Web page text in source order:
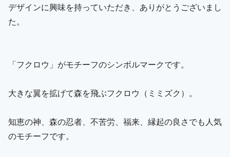
デザインに興味を持っていただき、ありがとうございまし
た。
「フクロウ」がモチーフのシンボルマークです。
大きな翼を拡げて森を飛ぶフクロウ（ミミズク）。
知恵の神、森の忍者、不苦労、福来、縁起の良さでも人気
のモチーフです。